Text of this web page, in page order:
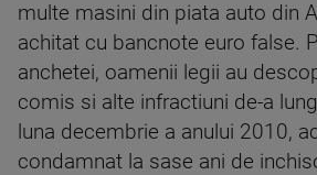
multe masini din piata auto din
achitat cu bancnote euro false.
anchetei, oamenii legii au
comis si alte infractiuni de-a
luna decembrie a anului 2010,
condamnat la sase ani de